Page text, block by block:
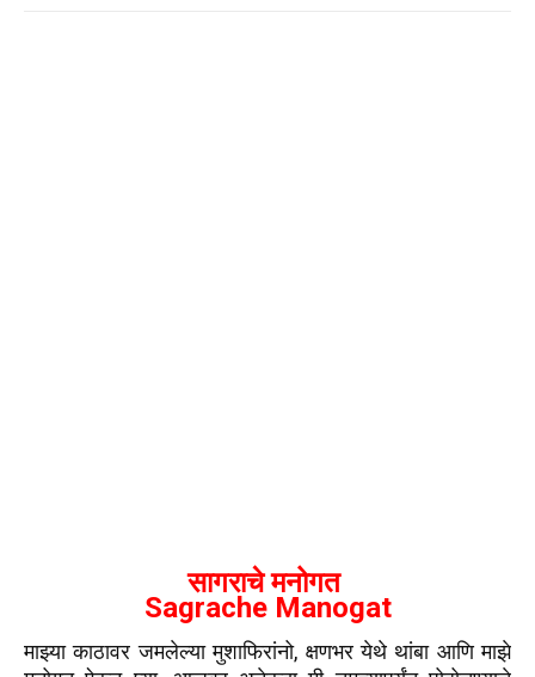
सागराचे मनोगत
Sagrache Manogat
माझ्या काठावर जमलेल्या मुशाफिरांनो, क्षणभर येथे थांबा आणि माझे